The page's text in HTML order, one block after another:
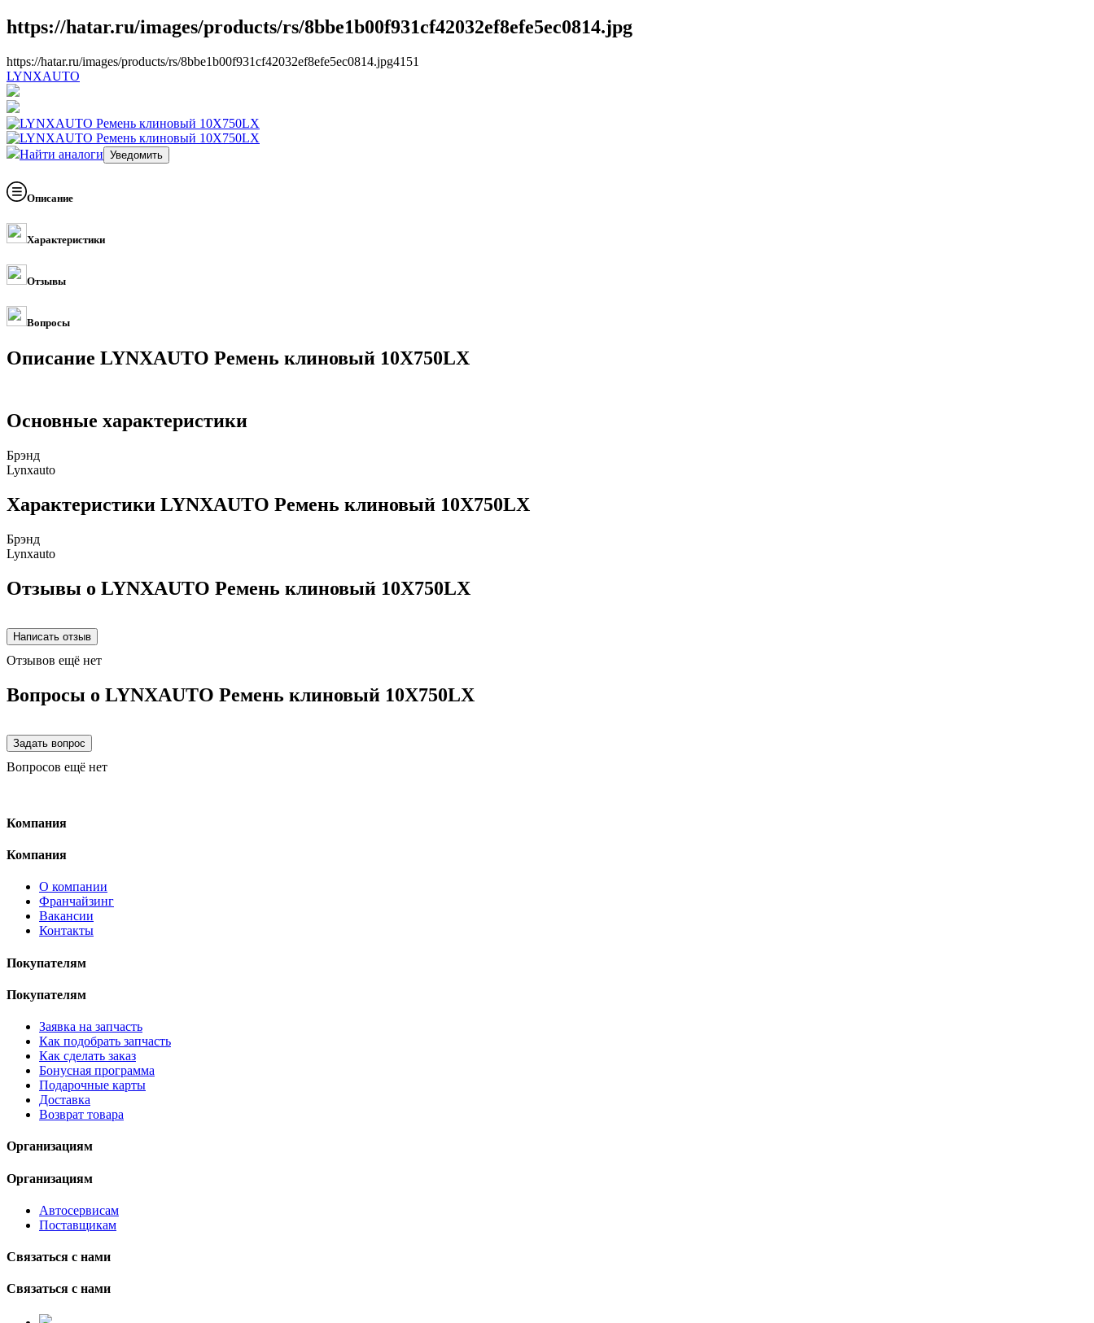
https://hatar.ru/images/products/rs/8bbe1b00f931cf42032ef8efe5ec0814.jpg
https://hatar.ru/images/products/rs/8bbe1b00f931cf42032ef8efe5ec0814.jpg41 51
LYNXAUTO
Найти аналоги
Описание
Характеристики
Отзывы
Вопросы
Описание LYNXAUTO Ремень клиновый 10X750LX
Основные характеристики
Брэнд
Lynxauto
Характеристики LYNXAUTO Ремень клиновый 10X750LX
Брэнд
Lynxauto
Отзывы о LYNXAUTO Ремень клиновый 10X750LX
Отзывов ещё нет
Вопросы о LYNXAUTO Ремень клиновый 10X750LX
Вопросов ещё нет
Компания
Компания
О компании
Франчайзинг
Вакансии
Контакты
Покупателям
Покупателям
Заявка на запчасть
Как подобрать запчасть
Как сделать заказ
Бонусная программа
Подарочные карты
Доставка
Возврат товара
Организациям
Организациям
Автосервисам
Поставщикам
Связаться с нами
Связаться с нами